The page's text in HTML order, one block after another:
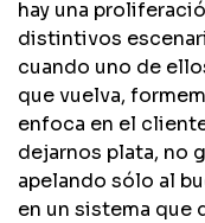
hay una
distintivos
cuando uno de
que vuelva,
enfoca en el
dejarnos plata, no
apelando sólo al
en un sistema que